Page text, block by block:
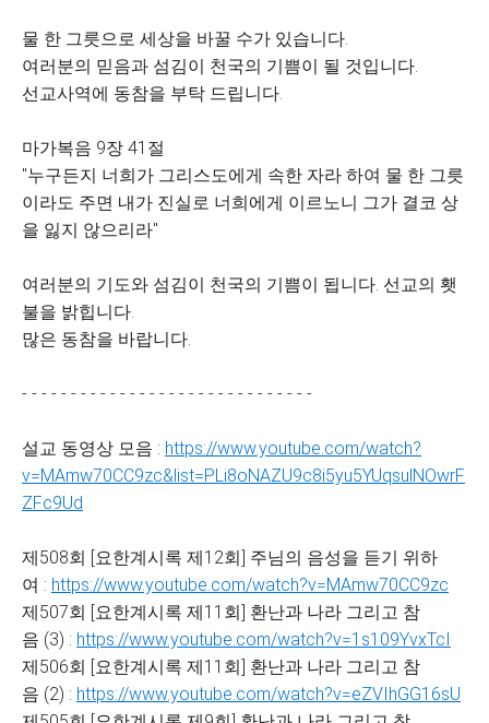
물 한 그릇으로 세상을 바꿀 수가 있습니다.
여러분의 믿음과 섬김이 천국의 기쁨이 될 것입니다.
선교사역에 동참을 부탁 드립니다.
마가복음 9장 41절
"누구든지 너희가 그리스도에게 속한 자라 하여 물 한 그릇
이라도 주면 내가 진실로 너희에게 이르노니 그가 결코 상
을 잃지 않으리라"
여러분의 기도와 섬김이 천국의 기쁨이 됩니다. 선교의 횃
불을 밝힙니다.
많은 동참을 바랍니다.
- - - - - - - - - - - - - - - - - - - - - - - - - - - - - -
설교 동영상 모음 : https://www.youtube.com/watch?
v=MAmw70CC9zc&list=PLi8oNAZU9c8i5yu5YUqsulNOwrF
ZFc9Ud
제508회 [요한계시록 제12회] 주님의 음성을 듣기 위하
여 : https://www.youtube.com/watch?v=MAmw70CC9zc
제507회 [요한계시록 제11회] 환난과 나라 그리고 참
음 (3) : https://www.youtube.com/watch?v=1s109YvxTcI
제506회 [요한계시록 제11회] 환난과 나라 그리고 참
음 (2) : https://www.youtube.com/watch?v=eZVIhGG16sU